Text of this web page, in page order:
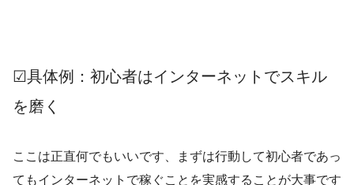
☑具体例：初心者はインターネットでスキル
を磨く
ここは正直何でもいいです、まずは行動して初心者であっ
てもインターネットで稼ぐことを実感することが大事です